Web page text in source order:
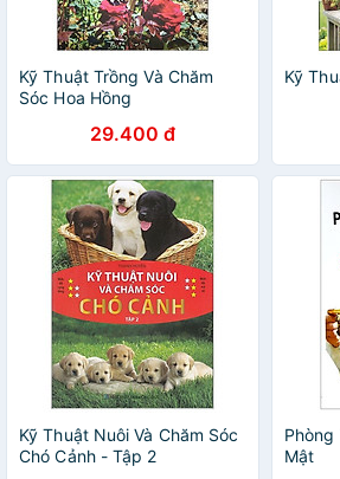
Kỹ Thuật Trồng Và Chăm
Sóc Hoa Hồng
29.400 đ
Kỹ
Kỹ Thuật Nuôi Và Chăm Sóc
Chó Cảnh - Tập 2
Phòng
Mật